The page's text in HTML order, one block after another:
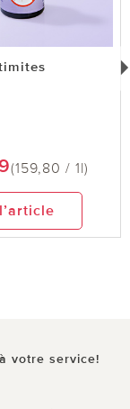
(159,80 / 1l)
votre service!